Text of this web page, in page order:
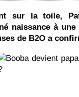
sur la toile,
naissance à
de B2O a